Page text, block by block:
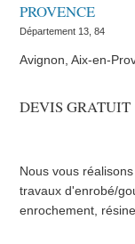
PROVENCE
Département 13, 84
Avignon, Aix-en-
DEVIS GRATUIT
Nous vous
travaux d'enrobé/
enrochement,